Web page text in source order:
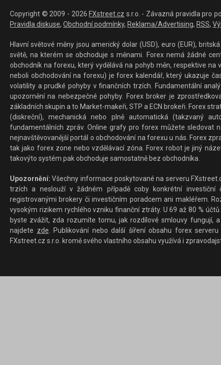
Copyright © 2009 - 2026 FXstreet.cz s.r.o. - Závazná pravidla pro
Pravidla diskuse, Obchodní podmínky, Reklama/Advertising, RSS,
Hlavní světové měny jsou americký dolar (USD), euro (EUR),
světě, na kterém se obchoduje s měnami. Forex nemá žádné
obchodník na forexu, který vydělává na pohyb měn, respektive
neboli obchodování na forexu) je forex kalendář, který ukazuje
volatility a prudké pohyby v finančních trzích. Fundamentální
upozornění na nebezpečné pohyby. Forex broker je
základních skupin a to Market-makeři, STP a ECN brokeři. Forex
(diskreční), mechanická nebo plně automatická (takzvaný
fundamentálních zpráv. Online grafy pro forex můžete sledovat
nejnavštěvovanější portál o obchodování na forexu u nás. Forex
tak jako forex zone nebo vzdělávací zóna. Forex robot je jiný
takovýto systém pak obchoduje samostatně bez obchodníka.
Upozornění: Všechny informace poskytované na serveru
trzích a neslouží v žádném případě coby konkrétní investiční
registrovanými brokery či investičním poradcem ani makléřem.
vysokým rizikem rychlého vzniku finanční ztráty. U 69 až 80 %
byste zvážit, zda rozumíte tomu, jak rozdílové smlouvy fungují,
najdete zde. Publikování nebo další šíření obsahu forex
FXstreet.cz s.r.o. kromě svého vlastního obsahu využívá i